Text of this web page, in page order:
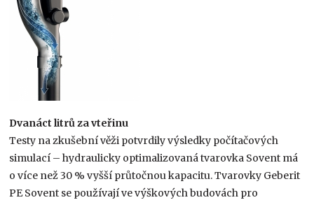
Dvanáct litrů za vteřinu
Testy na zkušební věži potvrdily výsledky počítačových
simulací – hydraulicky optimalizovaná tvarovka Sovent má
o více než 30 % vyšší průtočnou kapacitu. Tvarovky Geberit
PE Sovent se používají ve výškových budovách pro